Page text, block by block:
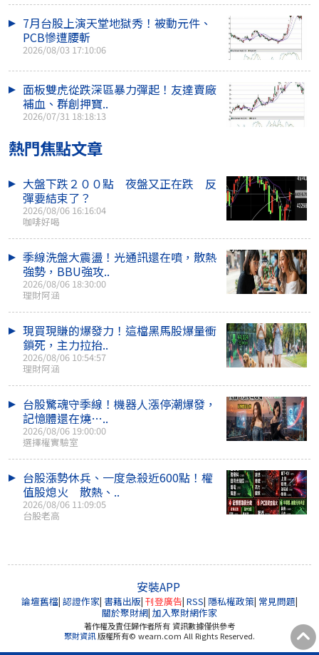
7月台股上演天堂地獄秀！被動元件、
PCB慘遭腰斬
2026/08/03 17:10:06
面板雙虎從跌深區暴力彈起！友達賣廠
補血、群創押寶..
2026/07/31 18:18:13
熱門焦點文章
大盤下跌２００點 夜盤又正在跌 反
彈要結束了？
2026/08/06 16:16:04
咖啡好喝
季線洗盤大震盪！光通訊還在噴，散熱
強勢，BBU強攻..
2026/08/06 18:30:00
理財阿涵
現買現賺的爆發力！這檔黑馬股爆量衝
鎖死，主力拉抬..
2026/08/06 10:54:57
理財阿涵
台股驚魂守季線！機器人漲停潮爆發，
記憶體還在燒…..
2026/08/06 19:00:00
選擇權實驗室
台股漲勢休兵、一度急殺近600點！權
值股熄火 散熱、..
2026/08/06 11:09:05
台股老高
安裝APP
論壇舊檔| 認證作家| 書籍出版| 刊登廣告| RSS| 隱私權政策| 常見問題|
關於聚財網| 加入聚財網作家
著作權及責任歸作者所有 資訊數據僅供參考
聚財資訊版權所有© wearn.com All Rights Reserved.